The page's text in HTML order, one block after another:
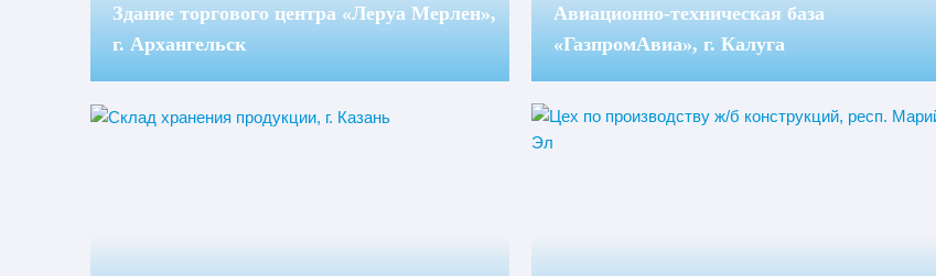
Здание торгового центра «Леруа Мерлен»,
г. Архангельск
Авиационно-техническая база
«ГазпромАвиа», г. Калуга